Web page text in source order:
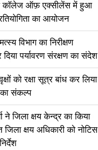
कॉलेज ऑफ़ एक्सीलेंस में हुआ
का आयोजन
विभाग का निरीक्षण
दिया पर्यावरण संरक्षण का संदेश
को रक्षा सूत्र बांध कर लिया
का संकल्प
ने जिला क्षय केन्द्र का किया
जिला क्षय अधिकारी को नोटिस